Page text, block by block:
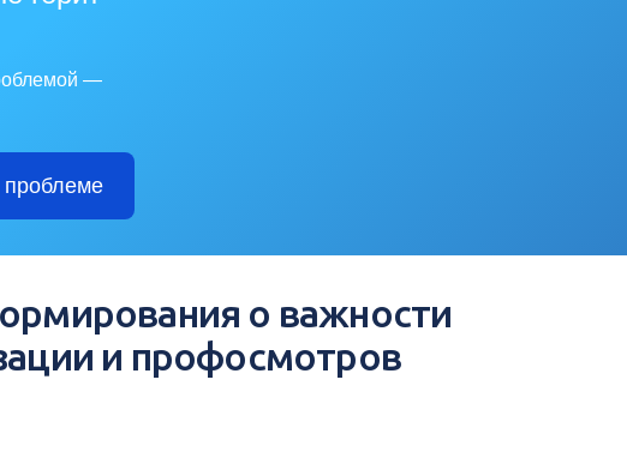
—
о важности
и профосмотров